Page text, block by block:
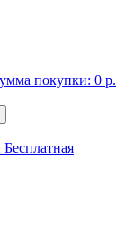
покупки: 0 р.
Бесплатная